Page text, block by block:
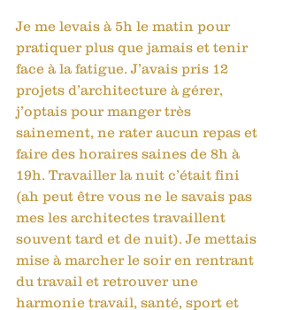
Je me levais à 5h le matin pour
pratiquer plus que jamais et tenir
face à la fatigue. J’avais pris 12
projets d’architecture à gérer,
j’optais pour manger très
sainement, ne rater aucun repas et
faire des horaires saines de 8h à
19h. Travailler la nuit c’était fini
(ah peut être vous ne le savais pas
mes les architectes travaillent
souvent tard et de nuit). Je mettais
mise à marcher le soir en rentrant
du travail et retrouver une
harmonie travail, santé, sport et